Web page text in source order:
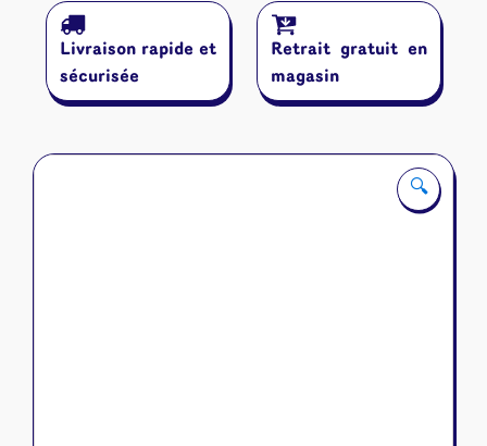
🔍
Gi-
Oh!
Boite
2025
Méga-
Livraison rapide et
sécurisée
Retrait gratuit en
magasin